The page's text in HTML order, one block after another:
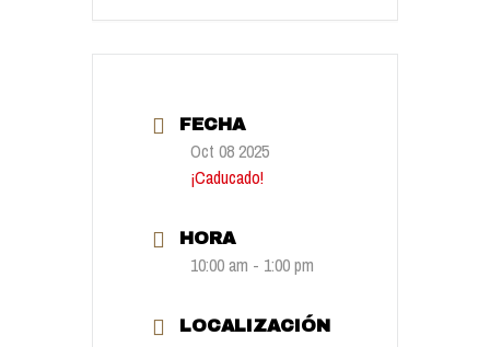
FECHA
Oct 08 2025
¡Caducado!
HORA
10:00 am - 1:00 pm
LOCALIZACIÓN